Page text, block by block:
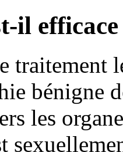
il efficace
traitement
bénigne
les